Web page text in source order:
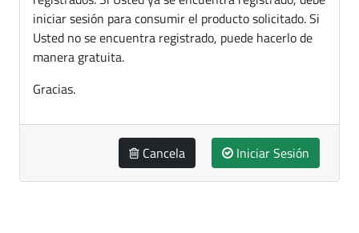
iniciar sesión para consumir el producto solicitado. Si
Usted no se encuentra registrado, puede hacerlo de
manera gratuita.
Gracias.
Cancela Iniciar Sesión